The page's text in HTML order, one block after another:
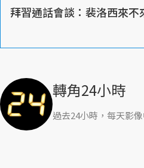
拜習通話會談：裴洛西來
轉角24小時
過去24小時，每天影